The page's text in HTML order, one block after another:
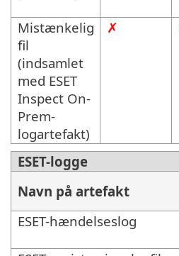
Mistænkelig
fil
(indsamlet
med ESET
Inspect On-
Prem-
logartefakt)
✗
ESET-logge
Navn på artefakt
ESET-hændelseslog